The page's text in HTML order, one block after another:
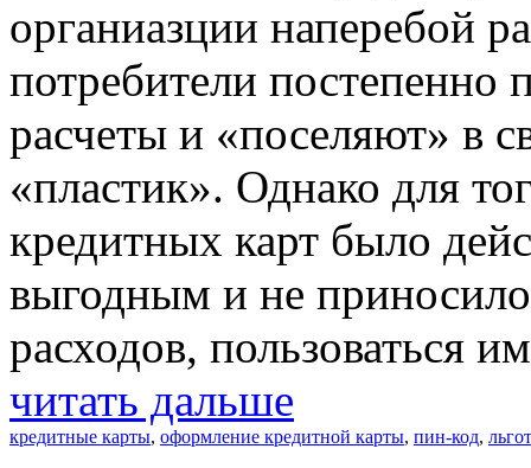
органиазции наперебой
потребители постепенно
расчеты и «поселяют» в
«пластик». Однако для
кредитных карт было
выгодным и не
расходов, пользоваться
читать дальше
кредитные карты, оформление кредитной карты, пин-код,